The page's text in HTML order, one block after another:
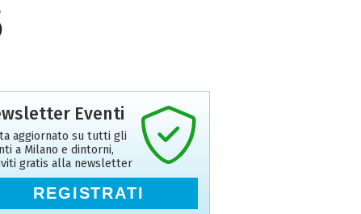
Eventi
aggiornato su tutti gli
a Milano e dintorni,
gratis alla newsletter
REGISTRATI